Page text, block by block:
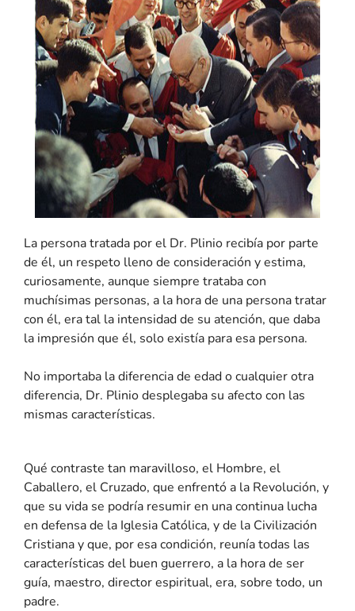
La persona tratada por el Dr. Plinio recibía por parte
de él, un respeto lleno de consideración y estima,
curiosamente, aunque siempre trataba con
muchísimas personas, a la hora de una persona tratar
con él, era tal la intensidad de su atención, que daba
la impresión que él, solo existía para esa persona.
No importaba la diferencia de edad o cualquier otra
diferencia, Dr. Plinio desplegaba su afecto con las
mismas características.
Qué contraste tan maravilloso, el Hombre, el
Caballero, el Cruzado, que enfrentó a la Revolución, y
que su vida se podría resumir en una continua lucha
en defensa de la Iglesia Católica, y de la Civilización
Cristiana y que, por esa condición, reunía todas las
características del buen guerrero, a la hora de ser
guía, maestro, director espiritual, era, sobre todo, un
padre.